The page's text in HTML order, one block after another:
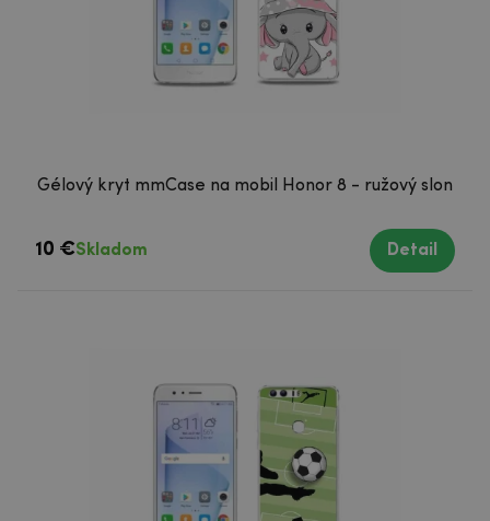
Gélový kryt mmCase na mobil Honor 8 - ružový slon
10 €Skladom Detail